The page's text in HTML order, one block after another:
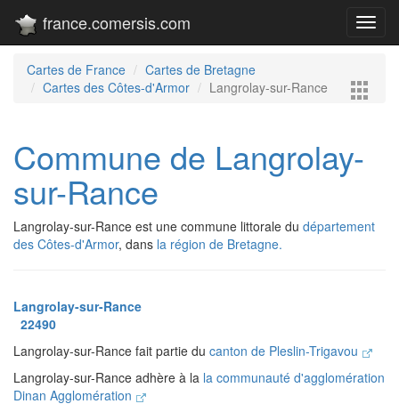
france.comersis.com
Cartes de France
Cartes de Bretagne
Cartes des Côtes-d'Armor
Langrolay-sur-Rance
Commune de Langrolay-
sur-Rance
Langrolay-sur-Rance est une commune littorale du département
des Côtes-d'Armor, dans la région de Bretagne.
Langrolay-sur-Rance
22490
Langrolay-sur-Rance fait partie du canton de Pleslin-Trigavou
Langrolay-sur-Rance adhère à la la communauté d'agglomération
Dinan Agglomération